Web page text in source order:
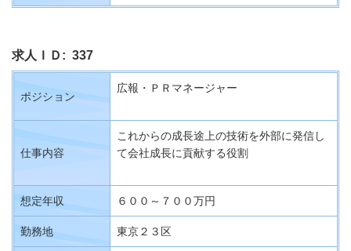
求人ＩＤ: 337
ポジション
広報・ＰＲマネージャー
仕事内容
これからの成長途上の技術を外部に発信し
て会社成長に貢献する役割
想定年収 ６００～７００万円
勤務地 東京２３区